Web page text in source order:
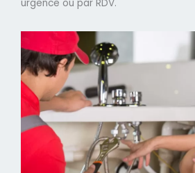
urgence ou par RDV.